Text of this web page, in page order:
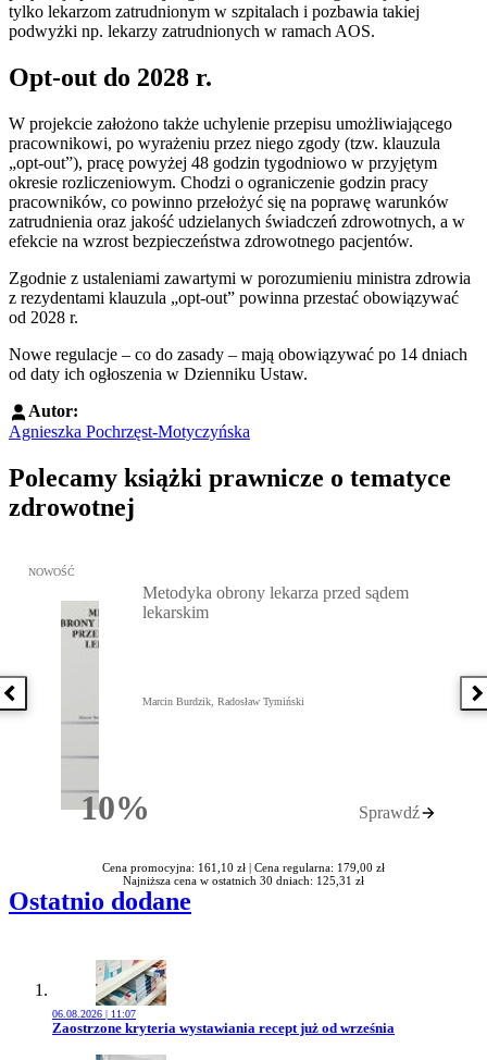
tylko lekarzom zatrudnionym w szpitalach i pozbawia takiej
podwyżki np. lekarzy zatrudnionych w ramach AOS.
Opt-out do 2028 r.
W projekcie założono także uchylenie przepisu umożliwiającego
pracownikowi, po wyrażeniu przez niego zgody (tzw. klauzula
„opt-out”), pracę powyżej 48 godzin tygodniowo w przyjętym
okresie rozliczeniowym. Chodzi o ograniczenie godzin pracy
pracowników, co powinno przełożyć się na poprawę warunków
zatrudnienia oraz jakość udzielanych świadczeń zdrowotnych, a w
efekcie na wzrost bezpieczeństwa zdrowotnego pacjentów.
Zgodnie z ustaleniami zawartymi w porozumieniu ministra zdrowia
z rezydentami klauzula „opt-out” powinna przestać obowiązywać
od 2028 r.
Nowe regulacje – co do zasady – mają obowiązywać po 14 dniach
od daty ich ogłoszenia w Dzienniku Ustaw.
Autor:
Agnieszka Pochrzęst-Motyczyńska
Polecamy książki prawnicze o tematyce
zdrowotnej
Poprzednia książka
Przejdź do: Metodyka obrony lekarza przed sądem lekarskim,
NOWOŚĆ
10%Rabatu
Metodyka obrony lekarza przed sądem
lekarskim
Marcin Burdzik, Radosław Tymiński
Sprawdź
Cena promocyjna: 161,10 zł | Cena regularna: 179,00 zł
Najniższa cena w ostatnich 30 dniach: 125,31 zł
Ostatnio dodane
06.08.2026 | 11:07
Przejdź do artykułu:
Zaostrzone kryteria wystawiania recept już od września